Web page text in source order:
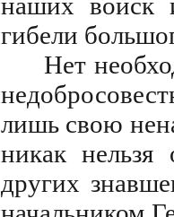
гибели
Нет
лишь свою
никак нельзя
других